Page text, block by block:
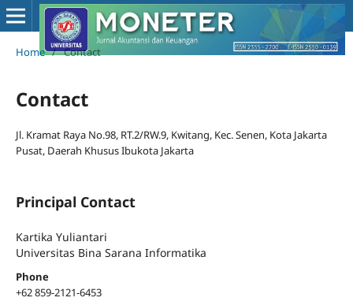
Home / Contact
Contact
Jl. Kramat Raya No.98, RT.2/RW.9, Kwitang, Kec. Senen, Kota Jakarta
Pusat, Daerah Khusus Ibukota Jakarta
Principal Contact
Kartika Yuliantari
Universitas Bina Sarana Informatika
Phone
+62 859-2121-6453